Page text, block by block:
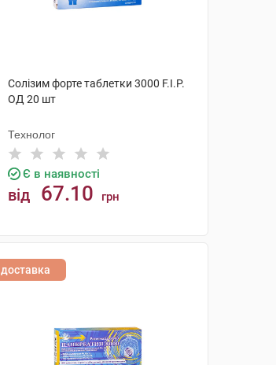
Солізим форте таблетки 3000 F.I.P.
ОД 20 шт
Технолог
Є в наявності
від 67.10 грн
доставка